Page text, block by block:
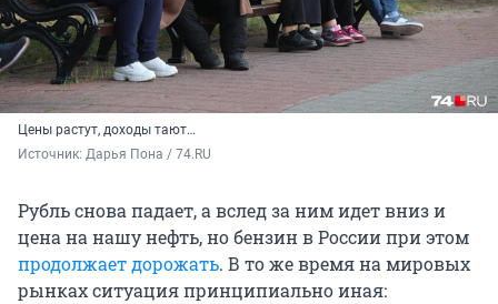
Цены растут, доходы тают…
Источник: Дарья Пона / 74.RU
Рубль снова падает, а вслед за ним идет вниз и
цена на нашу нефть, но бензин в России при этом
продолжает дорожать. В то же время на мировых
рынках ситуация принципиально иная: